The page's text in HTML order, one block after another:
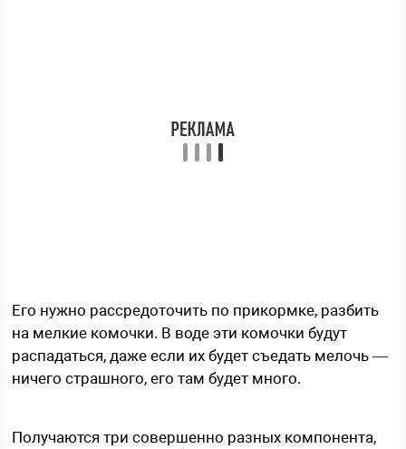
Его нужно рассредоточить по прикормке, разбить
на мелкие комочки. В воде эти комочки будут
распадаться, даже если их будет съедать мелочь —
ничего страшного, его там будет много.
Получаются три совершенно разных компонента,